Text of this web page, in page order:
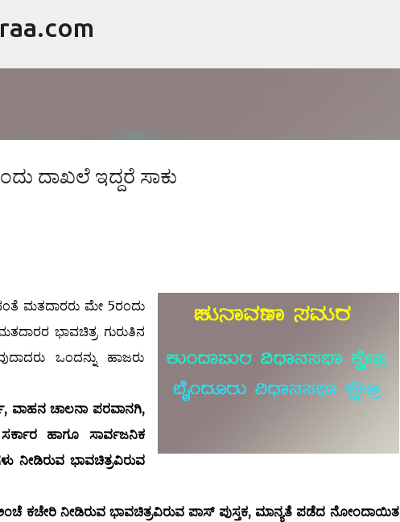
ದಾಖಲೆ ಇದ್ದರೆ ಸಾಕು
ಮತದಾರರು ಮೇ 5ರಂದು
ಭಾವಚಿತ್ರ ಗುರುತಿನ
ಒಂದನ್ನು ಹಾಜರು
ವಾಹನ ಚಾಲನಾ ಪರವಾನಗಿ,
ಹಾಗೂ ಸಾರ್ವಜನಿಕ
ನೀಡಿರುವ ಭಾವಚಿತ್ರವಿರುವ
ಕಚೇರಿ ನೀಡಿರುವ ಭಾವಚಿತ್ರವಿರುವ ಪಾಸ್ ಪುಸ್ತಕ, ಮಾನ್ಯತೆ ಪಡೆದ ನೋಂದಾಯಿತ